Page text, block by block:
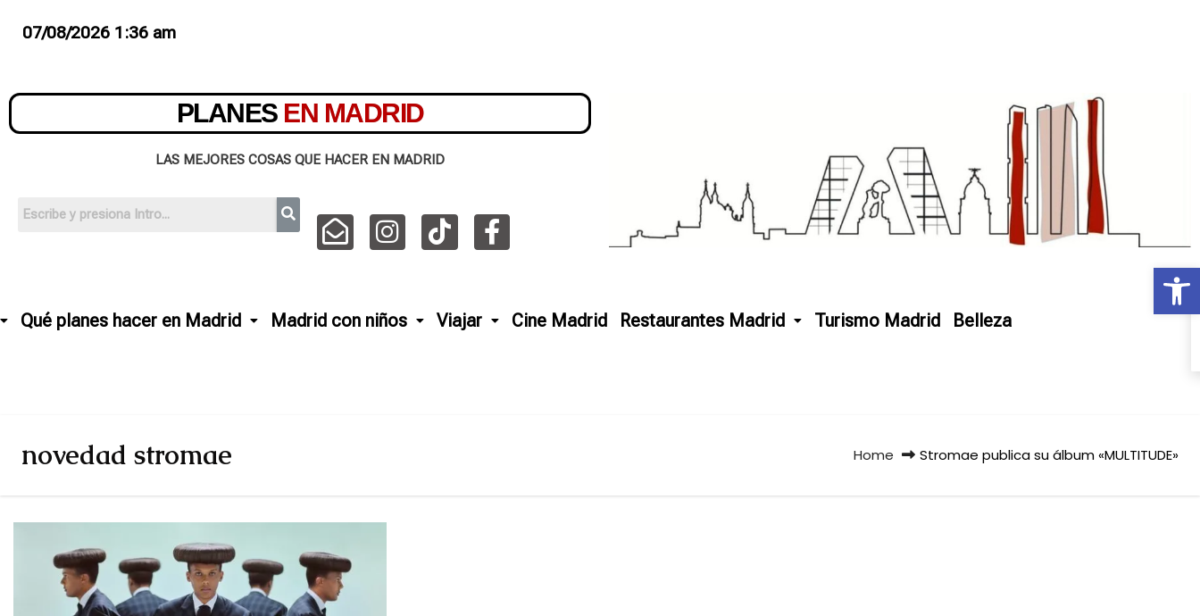
07/08/2026 1:36 am
PLANES EN MADRID
LAS MEJORES COSAS QUE HACER EN MADRID
Qué planes hacer en Madrid Madrid con niños Viajar Cine Madrid Restaurantes Madrid Turismo Madrid Belleza
novedad stromae Home Stromae publica su álbum «MULTITUDE»